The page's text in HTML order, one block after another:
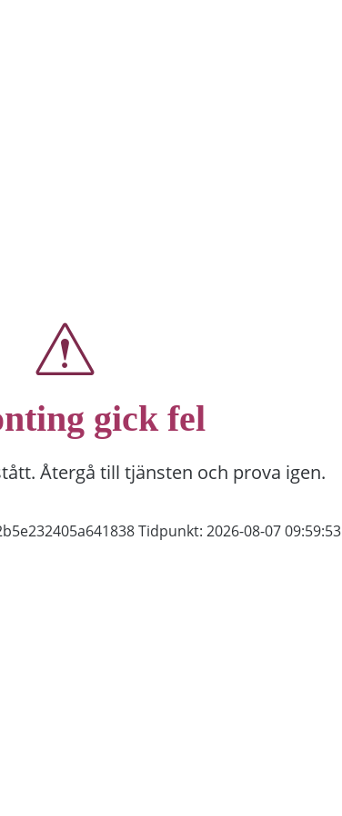
gick fel
Återgå till tjänsten och prova igen.
Tidpunkt: 2026-08-07 09:59:53